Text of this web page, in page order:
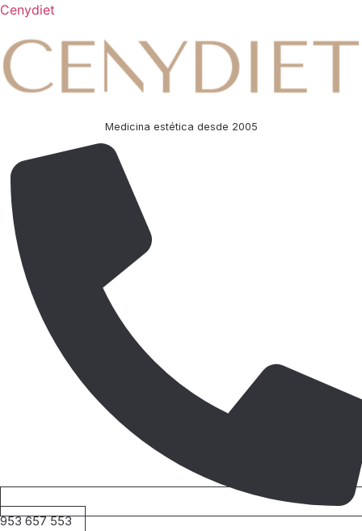
Cenydiet
Medicina estética desde 2005
953 657 553